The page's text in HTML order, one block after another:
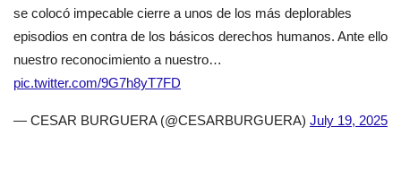
se colocó impecable cierre a unos de los más deplorables
episodios en contra de los básicos derechos humanos. Ante ello
nuestro reconocimiento a nuestro…
pic.twitter.com/9G7h8yT7FD
— CESAR BURGUERA (@CESARBURGUERA) July 19, 2025